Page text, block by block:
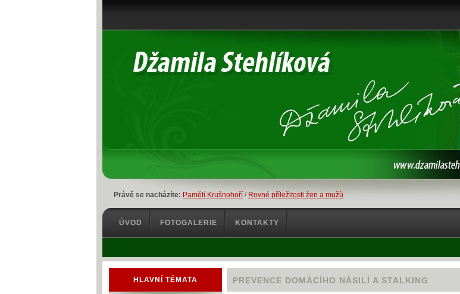
Právě se nacházíte: Pamětí Krušnohoří / Rovné příležitosti žen a mužů
PREVENCE DOMÁCÍHO NÁSILÍ A STALKING
HLAVNÍ TÉMATA
ÚVOD FOTOGALERIE KONTAKTY